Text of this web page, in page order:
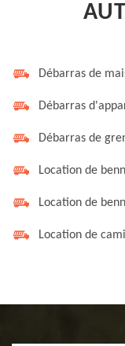
Débarras de
Débarras
Débarras de
Location de
Location de
Location de